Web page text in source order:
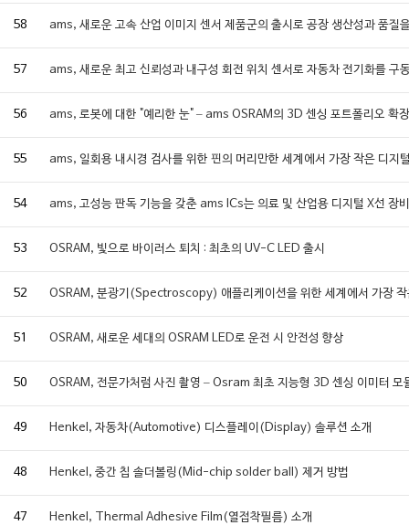
58 ams, 새로운 고속 산업 이미지 센서 제품군의 출시로 공장 생산성과 품질
57 ams, 새로운 최고 신뢰성과 내구성 회전 위치 센서로 자동차 전기화를 구
56 ams, 로봇에 대한 "예리한 눈" – ams OSRAM의 3D 센싱 포트폴리오 확장
55 ams, 일회용 내시경 검사를 위한 핀의 머리만한 세계에서 가장 작은 디지
54 ams, 고성능 판독 기능을 갖춘 ams ICs는 의료 및 산업용 디지털 X선 장
53 OSRAM, 빛으로 바이러스 퇴치 : 최초의 UV-C LED 출시
52 OSRAM, 분광기(Spectroscopy) 애플리케이션을 위한 세계에서 가장 작
51 OSRAM, 새로운 세대의 OSRAM LED로 운전 시 안전성 향상
50 OSRAM, 전문가처럼 사진 촬영 – Osram 최초 지능형 3D 센싱 이미터 모
49 Henkel, 자동차(Automotive) 디스플레이(Display) 솔루션 소개
48 Henkel, 중간 칩 솔더볼링(Mid-chip solder ball) 제거 방법
47 Henkel, Thermal Adhesive Film(열접착필름) 소개